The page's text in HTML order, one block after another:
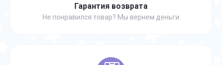
Гарантия возврата
Не понравился товар? Мы вернем деньги